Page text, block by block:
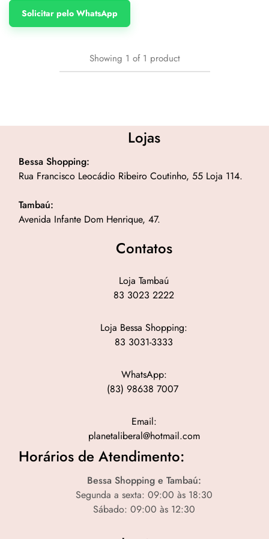
Solicitar pelo WhatsApp
Showing 1 of 1 product
Lojas
Bessa Shopping:
Rua Francisco Leocádio Ribeiro Coutinho, 55 Loja 114.
Tambaú:
Avenida Infante Dom Henrique, 47.
Contatos
Loja Tambaú
83 3023 2222
Loja Bessa Shopping:
83 3031-3333
WhatsApp:
(83) 98638 7007
Email:
planetaliberal@hotmail.com
Horários de Atendimento:
Bessa Shopping e Tambaú:
Segunda a sexta: 09:00 às 18:30
Sábado: 09:00 às 12:30